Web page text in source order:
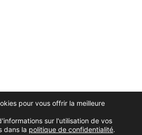
propulsé parWordPress
pour vous offrir la meilleure
sur l'utilisation de vos
dans la politique de confidentialité.